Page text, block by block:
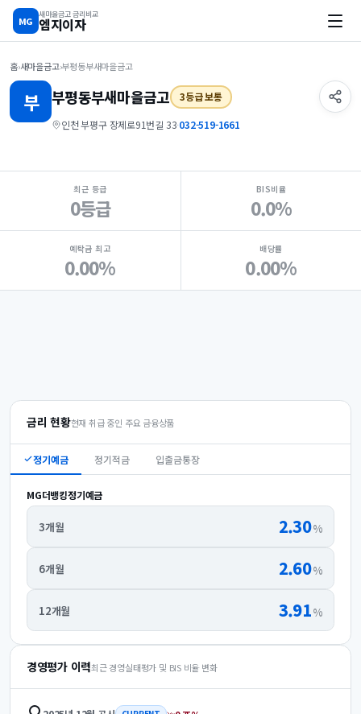
MG
새마을금고 금리비교
엠지이자
홈›새마을금고›부평동부새마을금고
부 부평동부새마을금고 3등급 보통
인천 부평구 장제로91번길 33·032-519-1661
지점 핵심 지표 요약
최근 등급
0등급
BIS비율
0.0%
예탁금 최고
0.00%
배당률
0.00%
금리 현황현재 취급 중인 주요 금융상품
정기예금 정기적금 입출금통장
MG더뱅킹정기예금
3개월 2.30%
6개월 2.60%
12개월 3.91%
경영평가 이력최근 경영실태평가 및 BIS 비율 변화